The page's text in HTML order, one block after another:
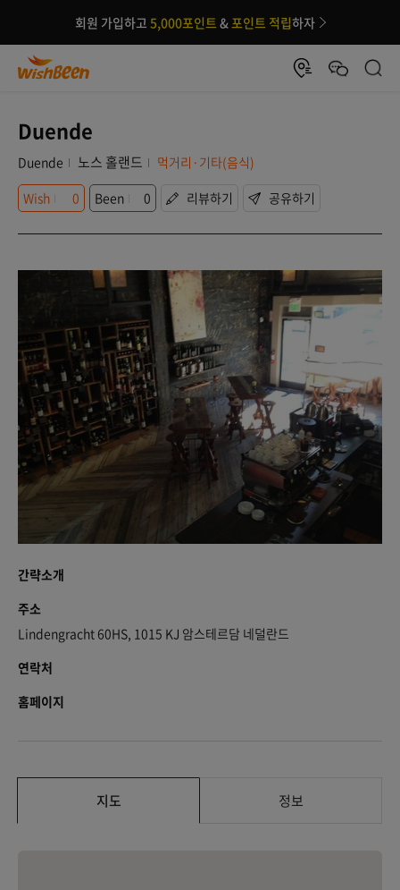
회원 가입하고 5,000포인트 &포인트 적립하자
Duende
Duende 노스 홀랜드
먹거리·기타(음식)
Wish
0 Been 0 리뷰하기 공유하기
간략소개
주소
Lindengracht 60HS, 1015 KJ 암스테르담 네덜란드
연락처
홈페이지
지도 정보